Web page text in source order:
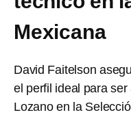
Mexicana
David Faitelson
el perfil ideal para
Lozano en la